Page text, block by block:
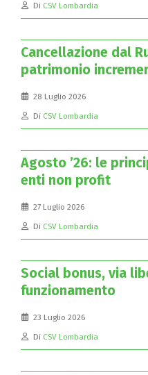
Di CSV Lombardia
Cancellazione dal
patrimonio
28 Luglio 2026
Di CSV Lombardia
Agosto ’26: le
enti non profit
27 Luglio 2026
Di CSV Lombardia
Social bonus, via
funzionamento
23 Luglio 2026
Di CSV Lombardia